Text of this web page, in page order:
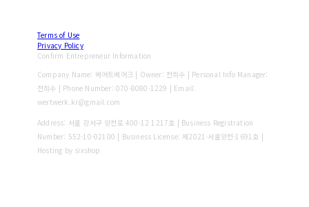
Terms of Use
Privacy Policy
Confirm Entrepreneur Information
Company Name: 베어트베어크 | Owner: 전희수 | Personal Info Manager:
전희수 | Phone Number: 070-8080-1229 | Email:
wertwerk.kr@gmail.com
Address: 서울 강서구 양천로 400-12 1217호 | Business Registration
Number: 552-10-02100 | Business License: 제2021-서울양천-1691호 |
Hosting by sixshop